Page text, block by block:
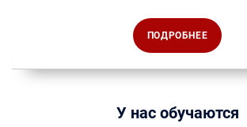
ПОДРОБНЕЕ
У нас обучаются